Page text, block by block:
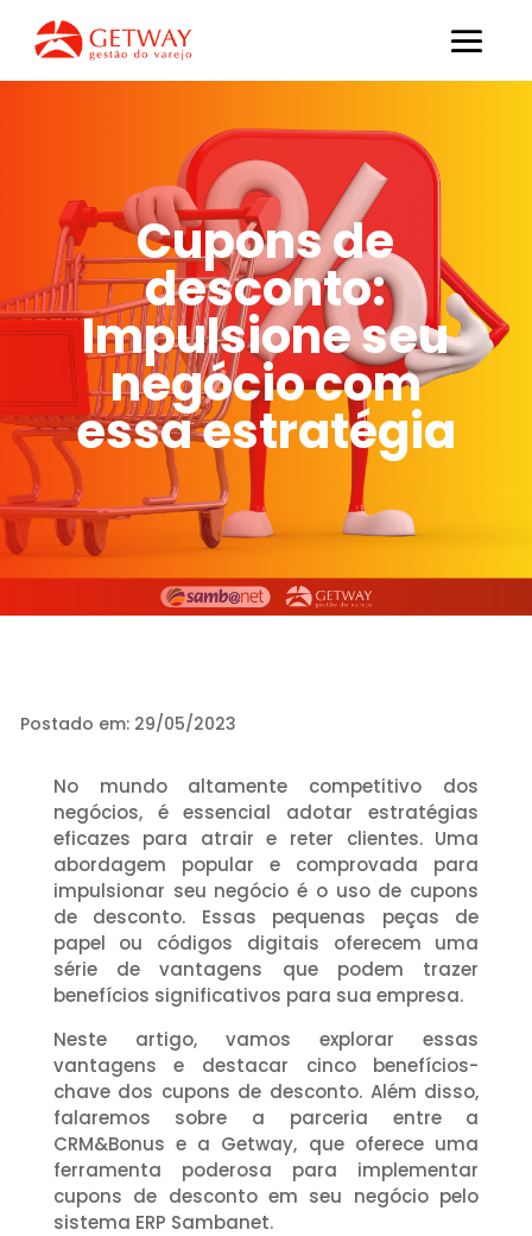
Cupons de
desconto:
Impulsione seu
negócio com
essa estratégia
Postado em: 29/05/2023
No mundo altamente competitivo dos
negócios, é essencial adotar estratégias
eficazes para atrair e reter clientes. Uma
abordagem popular e comprovada para
impulsionar seu negócio é o uso de cupons
de desconto. Essas pequenas peças de
papel ou códigos digitais oferecem uma
série de vantagens que podem trazer
benefícios significativos para sua empresa.
Neste artigo, vamos explorar essas
vantagens e destacar cinco benefícios-
chave dos cupons de desconto. Além disso,
falaremos sobre a parceria entre a
CRM&Bonus e a Getway, que oferece uma
ferramenta poderosa para implementar
cupons de desconto em seu negócio pelo
sistema ERP Sambanet.